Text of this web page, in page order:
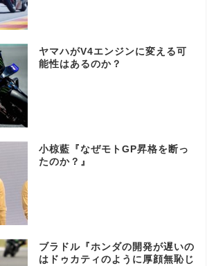
ヤマハがV4エンジンに変える可
能性はあるのか？
小椋藍『なぜモトGP昇格を断っ
たのか？』
ブラドル『ホンダの開発が遅いの
はドゥカティのように厚顔無恥じ